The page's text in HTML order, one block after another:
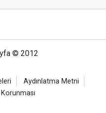
© 2012
Aydınlatma Metni